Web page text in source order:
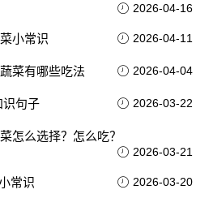
2026-04-16
小常识 2026-04-11
菜有哪些吃法 2026-04-04
识句子 2026-03-22
怎么选择？怎么吃？
2026-03-21
常识 2026-03-20